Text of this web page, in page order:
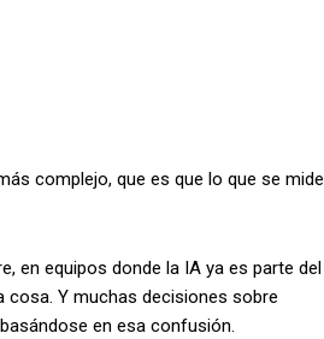
complejo, que es que lo que se mide
en equipos donde la IA ya es parte del
Y muchas decisiones sobre
en esa confusión.